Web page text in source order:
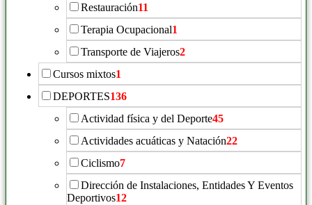
Restauración11
Terapia Ocupacional1
Transporte de Viajeros2
Cursos mixtos1
DEPORTES136
Actividad física y del Deporte45
Actividades acuáticas y Natación22
Ciclismo7
Dirección de Instalaciones, Entidades Y Eventos
Deportivos12